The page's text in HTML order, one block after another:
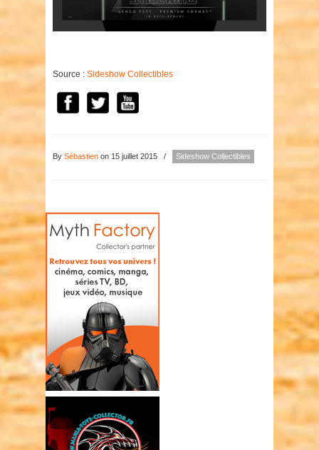
Source : Sideshow Collectibles
By Sébastien on 15 juillet 2015 / Sideshow Collectibles